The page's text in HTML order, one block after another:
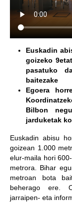
Euskadin
goizeko
pasatuko
baitezake
Egoera
Bilbon
jarduketak
Euskadin abisu
goizean 1.000
elur-maila hori
metrora. Bihar
metroan bota
beherago ere.
jarraipen- eta